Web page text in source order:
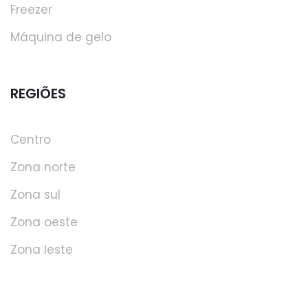
Freezer
Máquina de gelo
REGIÕES
Centro
Zona norte
Zona sul
Zona oeste
Zona leste